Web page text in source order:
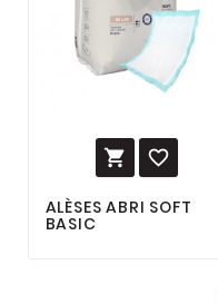
 
ALÈSES ABRI SOFT
BASIC